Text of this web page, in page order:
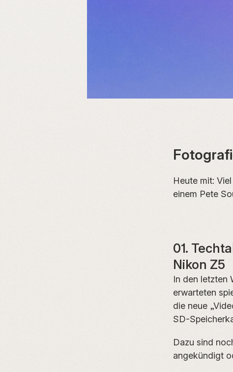
Heute mit:
einem Pete
01.
Nikon Z5
In den letzten
erwarteten
die neue
SD-
Dazu sind
angekündigt